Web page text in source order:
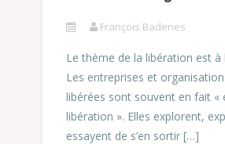
François Badenes
Le thème de la libération est à
Les entreprises et
libérées sont souvent en fait «
libération ». Elles explorent,
essayent de s’en sortir […]